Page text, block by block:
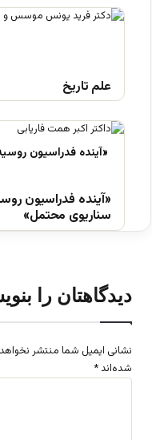
علم تاریخ
«آینده فدراسیون
سناریوی محتمل»
دیدگاهتان را
نشانی ایمیل شما منتشر
شده‌اند *